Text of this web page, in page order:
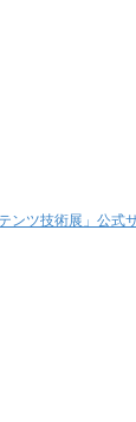
ンツ技術展」公式